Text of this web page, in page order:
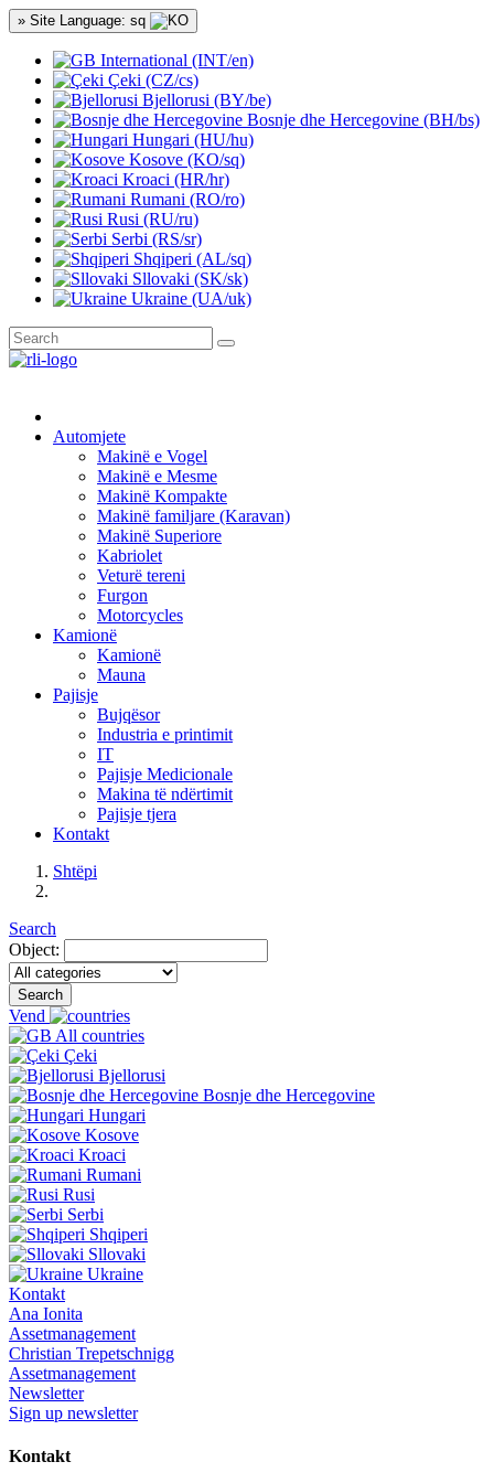
» Site Language: sq
International (INT/en)
Çeki (CZ/cs)
Bjellorusi (BY/be)
Bosnje dhe Hercegovine (BH/bs)
Hungari (HU/hu)
Kosove (KO/sq)
Kroaci (HR/hr)
Rumani (RO/ro)
Rusi (RU/ru)
Serbi (RS/sr)
Shqiperi (AL/sq)
Sllovaki (SK/sk)
Ukraine (UA/uk)
Automjete
Makinë e Vogel
Makinë e Mesme
Makinë Kompakte
Makinë familjare (Karavan)
Makinë Superiore
Kabriolet
Veturë tereni
Furgon
Motorcycles
Kamionë
Kamionë
Mauna
Pajisje
Bujqësor
Industria e printimit
IT
Pajisje Medicionale
Makina të ndërtimit
Pajisje tjera
Kontakt
Shtëpi
Search
Object:
Search
Vend
All countries
Çeki
Bjellorusi
Bosnje dhe Hercegovine
Hungari
Kosove
Kroaci
Rumani
Rusi
Serbi
Shqiperi
Sllovaki
Ukraine
Kontakt
Ana Ionita
Assetmanagement
Christian Trepetschnigg
Assetmanagement
Newsletter
Sign up newsletter
Kontakt